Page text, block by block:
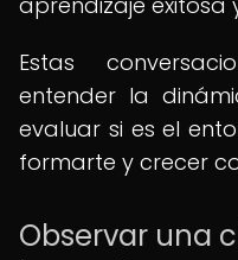
Estas
entender la
evaluar si es el
formarte y crecer
Observar una